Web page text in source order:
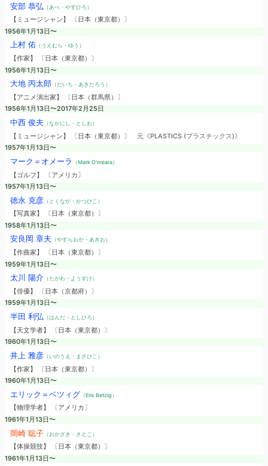
安部 恭弘 （あべ・やすひろ）
【ミュージシャン】 〔日本（東京都）〕
1956年1月13日〜
上村 佑 （うえむら・ゆう）
【作家】 〔日本（東京都）〕
1956年1月13日〜
大地 丙太郎（だいち・あきたろう）
【アニメ演出家】 〔日本（群馬県）〕
1956年1月13日〜2017年2月25日
中西 俊夫 （なかにし・としお）
【ミュージシャン】 〔日本（東京都）〕 元《PLASTICS (プラスチックス)》
1957年1月13日〜
マーク＝オメーラ （Mark O'meara）
【ゴルフ】 〔アメリカ〕
1957年1月13日〜
徳永 克彦（とくなが・かつひこ）
【写真家】 〔日本（東京都）〕
1958年1月13日〜
安良岡 章夫 （やすらおか・あきお）
【作曲家】 〔日本（東京都）〕
1959年1月13日〜
太川 陽介（たがわ・ようすけ）
【俳優】 〔日本（京都府）〕
1959年1月13日〜
半田 利弘 （はんだ・としひろ）
【天文学者】 〔日本（東京都）〕
1960年1月13日〜
井上 雅彦（いのうえ・まさひこ）
【作家】 〔日本（東京都）〕
1960年1月13日〜
エリック＝ベツィグ （Eric Betzig）
【物理学者】 〔アメリカ〕
1961年1月13日〜
岡崎 聡子（おかざき・さとこ）
【体操競技】 〔日本（東京都）〕
1961年1月13日〜